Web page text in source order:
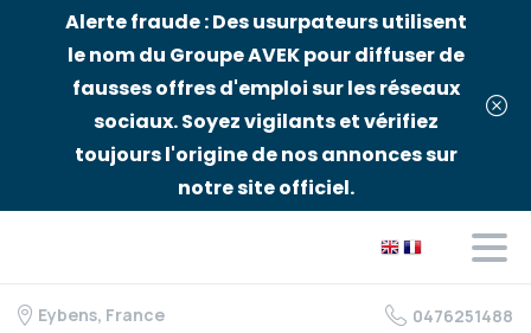
Alerte fraude : Des usurpateurs utilisent
le nom du Groupe AVEK pour diffuser de
fausses offres d'emploi sur les réseaux
sociaux. Soyez vigilants et vérifiez
toujours l'origine de nos annonces sur
notre site officiel.
Eybens, France 0476251488